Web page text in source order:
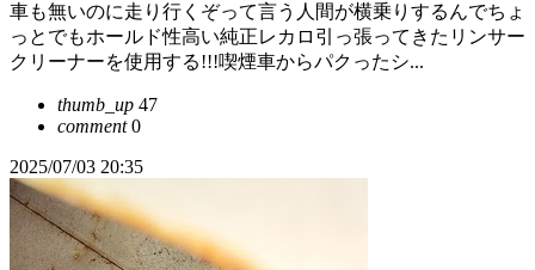
車も無いのに走り行くぞって言う人間が横乗りするんでちょ
っとでもホールド性高い純正レカロ引っ張ってきたリンサー
クリーナーを使用する!!!喫煙車からパクったシ...
thumb_up 47
comment0
2025/07/03 20:35